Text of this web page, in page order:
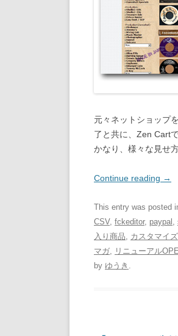
元々ネットショップ
了と共に、Zen Cart
かなり、様々な見せ
Continue reading →
This entry was posted
CSV, fckeditor, paypal ,
入り商品, カスタマイズ
マガ, リニューアル
by ゆうき .